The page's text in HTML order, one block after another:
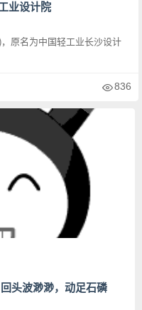
业设计院
原名为中国轻工业长沙设计
836
头波渺渺，动足石磷